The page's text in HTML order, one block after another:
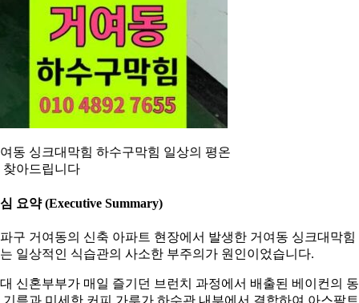
동 싱크대막힘 하수구막힘 일상의 평온
찾아드립니다
요약 (Executive Summary)
구 거여동의 신축 아파트 현장에서 발생한 거여동 싱크대막힘
일상적인 식습관의 사소한 부주의가 원인이었습니다.
신혼부부가 매일 즐기던 브런치 과정에서 배출된 베이컨의
기름과 미세한 커피 가루가 하수관 내부에서 결합하여 아스팔